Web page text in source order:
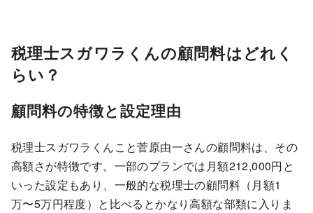
税理士スガワラくんの顧問料はどれく
らい？
顧問料の特徴と設定理由
税理士スガワラくんこと菅原由一さんの顧問料は、その
高額さが特徴です。一部のプランでは月額212,000円と
いった設定もあり、一般的な税理士の顧問料（月額1
万〜5万円程度）と比べるとかなり高額な部類に入りま